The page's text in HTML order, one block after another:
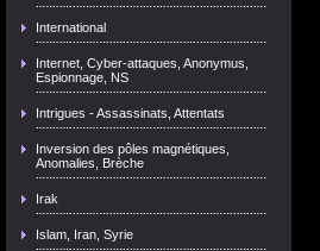
International
Internet, Cyber-attaques, Anonymus,
Espionnage, NS
Intrigues - Assassinats, Attentats
Inversion des pôles magnétiques,
Anomalies, Brèche
Irak
Islam, Iran, Syrie